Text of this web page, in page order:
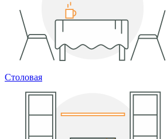
Столовая